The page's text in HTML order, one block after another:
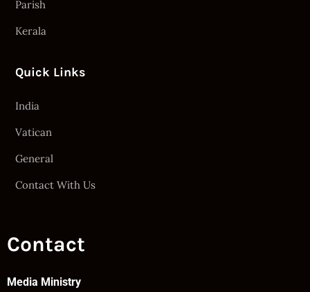
Parish
Kerala
Quick Links
India
Vatican
General
Contact With Us
Contact
Media Ministry